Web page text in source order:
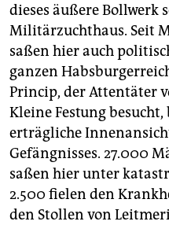
dieses äußere Bollwerk
Militärzuchthaus. Seit
saßen hier auch
ganzen
Princip, der Attentäter
Kleine Festung
erträgliche
Gefängnisses. 27.000
saßen hier unter
2.500 fielen den
den Stollen von